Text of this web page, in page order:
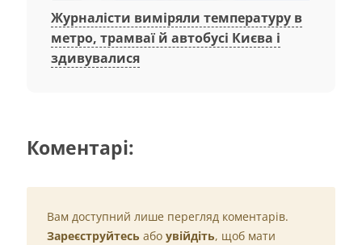
Журналісти виміряли температуру в
метро, трамваї й автобусі Києва і
здивувалися
Коментарі:
Вам доступний лише перегляд коментарів.
Зареєструйтесь або увійдіть, щоб мати